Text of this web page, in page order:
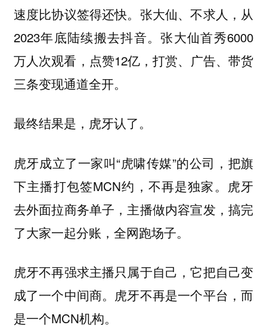
速度比协议签得还快。张大仙、不求人，从
2023年底陆续搬去抖音。张大仙首秀6000
万人次观看，点赞12亿，打赏、广告、带货
三条变现通道全开。
最终结果是，虎牙认了。
虎牙成立了一家叫“虎啸传媒”的公司，把旗
下主播打包签MCN约，不再是独家。虎牙
去外面拉商务单子，主播做内容宣发，搞完
了大家一起分账，全网跑场子。
虎牙不再强求主播只属于自己，它把自己变
成了一个中间商。虎牙不再是一个平台，而
是一个MCN机构。